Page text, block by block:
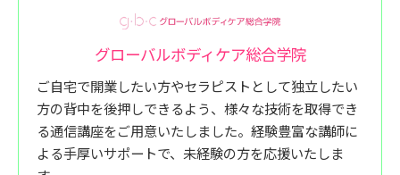
グローバルボディケア総合学院
ご自宅で開業したい方やセラピストとして独立したい
方の背中を後押しできるよう、様々な技術を取得でき
る通信講座をご用意いたしました。経験豊富な講師に
よる手厚いサポートで、未経験の方を応援いたしま